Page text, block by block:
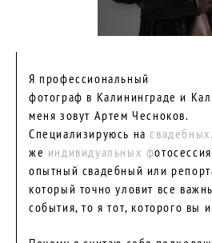
Я профессиональный
фотограф в Калининграде и
меня зовут Артем Чесноков.
Специализируюсь насвадебных
же индивидуальных ф
опытный свадебный или
который точно уловит все
события, то я тот, которого вы